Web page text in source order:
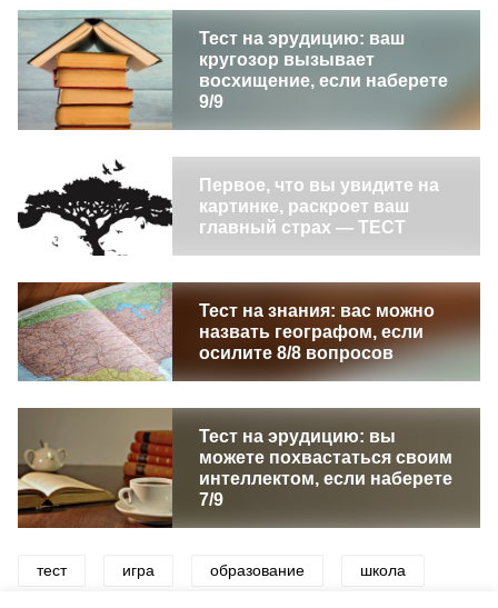
Тест на эрудицию: ваш
кругозор вызывает
восхищение, если наберете
9/9
Первое, что вы увидите на
картинке, раскроет ваш
главный страх — ТЕСТ
Тест на знания: вас можно
назвать географом, если
осилите 8/8 вопросов
Тест на эрудицию: вы
можете похвастаться своим
интеллектом, если наберете
7/9
тест игра образование школа